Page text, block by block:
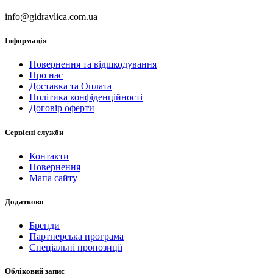
info@gidravlica.com.ua
Інформація
Повернення та відшкодування
Про нас
Доставка та Оплата
Політика конфіденційності
Договір оферти
Сервісні служби
Контакти
Повернення
Мапа сайту
Додатково
Бренди
Партнерська програма
Спеціальні пропозиції
Обліковий запис